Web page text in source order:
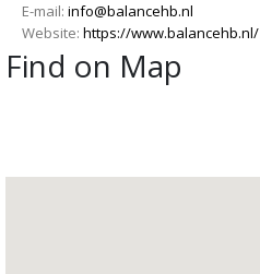
E-mail: info@balancehb.nl
Website: https://www.balancehb.nl/
Find on Map